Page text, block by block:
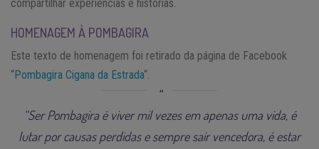
compartilhar experiências e histórias.
HOMENAGEM À POMBAGIRA
Este texto de homenagem foi retirado da página de Facebook
“Pombagira Cigana da Estrada“.
“Ser Pombagira é viver mil vezes em apenas uma vida, é
lutar por causas perdidas e sempre sair vencedora, é estar